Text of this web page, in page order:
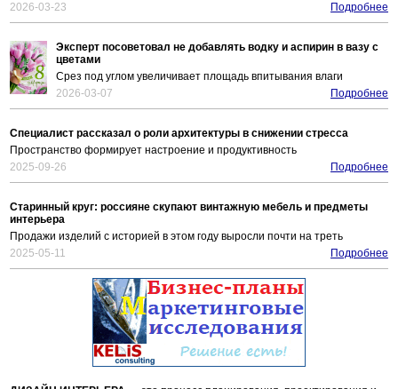
2026-03-23
Подробнее
Эксперт посоветовал не добавлять водку и аспирин в вазу с
цветами
Срез под углом увеличивает площадь впитывания влаги
2026-03-07
Подробнее
Специалист рассказал о роли архитектуры в снижении стресса
Пространство формирует настроение и продуктивность
2025-09-26
Подробнее
Старинный круг: россияне скупают винтажную мебель и предметы
интерьера
Продажи изделий с историей в этом году выросли почти на треть
2025-05-11
Подробнее